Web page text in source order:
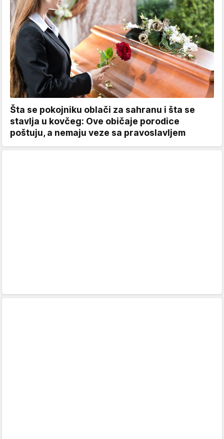
Šta se pokojniku oblači za sahranu i šta se
stavlja u kovčeg: Ove običaje porodice
poštuju, a nemaju veze sa pravoslavljem